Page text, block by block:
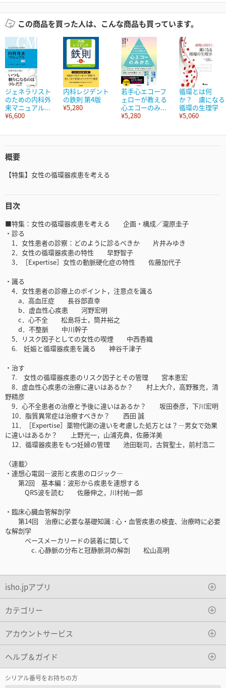
この商品を買った人は、こんな商品も買っています。
ジェネラリスト
のための内科外
来マニュアル...
¥6,600
内科レジデント
の鉄則 第4版
¥5,280
若手心エコーフ
ェローが教える
心エコーのみ...
¥5,280
循環とは何
か？ 虜になる
循環の生理学
¥5,060
概要
【特集】女性の循環器疾患を考える
目次
■特集：女性の循環器疾患を考える 企画・構成／瀧原圭子
・診る
1．女性患者の診察：どのように診るべきか 片井みゆき
2．女性の循環器疾患の特性 早野智子
3．［Expertise］女性の動脈硬化症の特性 佐藤加代子
・識る
4．女性患者の診療上のポイント，注意点を識る
a．高血圧症 長谷部直幸
b．虚血性心疾患 河野宏明
c．心不全 松島将士，筒井裕之
d．不整脈 中川幹子
5．リスク因子としての女性の喫煙 中西香織
6. 妊娠と循環器疾患を識る 神谷千津子
・治す
7. 女性の循環器疾患のリスク因子とその管理 宮本恵宏
8．虚血性心疾患の治療に違いはあるか？ 村上大介，高野雅充，清
野精彦
9．心不全患者の治療と予後に違いはあるか？ 坂田泰彦，下川宏明
10．脂質異常症は治療すべきか？ 西田 誠
11．［Expertise］薬物代謝の違いを考慮した処方とは？―男女で効果
に違いはあるか？ 上野光一，山浦克典，佐藤洋美
12．循環器疾患をもつ妊婦の管理 池田聡司，古賀聖士，前村浩二
〈連載〉
・連想心電図―波形と疾患のロジック―
第2回 基本編：波形から疾患を連想する
QRS波を読む 佐藤伸之，川村祐一郎
・臨床心臓血管解剖学
第14回 治療に必要な基礎知識 : 心・血管疾患の検査、治療時に必要
な解剖学
ペースメーカリードの装着に関して
c. 心静脈の分布と冠静脈洞の解剖 松山高明
isho.jpアプリ
カテゴリー
アカウントサービス
ヘルプ＆ガイド
シリアル番号をお持ちの方